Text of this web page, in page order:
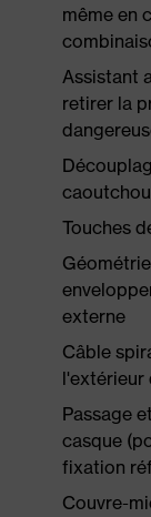
même en
Assistant
retirer la
Touches
externe
Câble
l'extérieur
Passage
casque
fixation
Couvre-